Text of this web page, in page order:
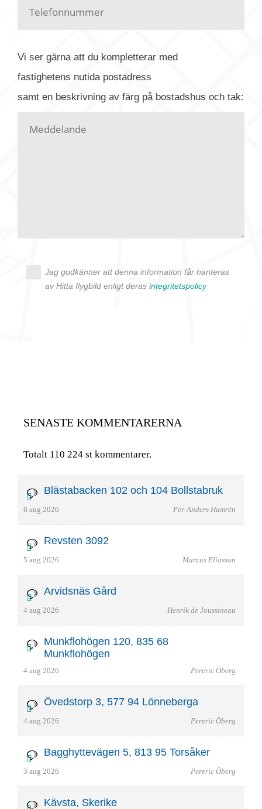
Har du kanske en urblekt flygbild ber vi dig titta på
gärna av tavlan och bifoga bilden. Skicka sedan
din förfrågan till oss.
kontaktar dig så fort vi kan, givetvis utan
Vi ser gärna att du kompletterar med
fastighetens nutida postadress
samt en beskrivning av färg på bostadshus och tak:
Jag godkänner att denna information får hanteras
av Hitta flygbild enligt deras integritetspolicy
SENASTE KOMMENTARERNA
Totalt 110 224 st kommentarer.
Blästabacken 102 och 104 Bollstabruk
6 aug 2026 Per-Anders Hamrén
Revsten 3092
5 aug 2026 Marcus Eliasson
Arvidsnäs Gård
4 aug 2026 Henrik de Joussineau
Munkflohögen 120, 835 68
Munkflohögen
4 aug 2026 Pereric Öberg
Övedstorp 3, 577 94 Lönneberga
4 aug 2026 Pereric Öberg
Bagghyttevägen 5, 813 95 Torsåker
3 aug 2026 Pereric Öberg
Kävsta, Skerike